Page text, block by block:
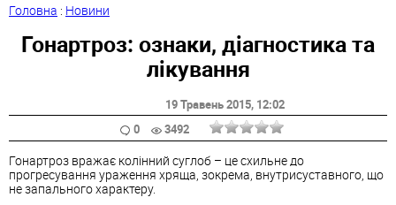
Головна : Новини
Гонартроз: ознаки, діагностика та
лікування
19 Травень 2015, 12:02
0
3492
Гонартроз вражає колінний суглоб – це схильне до
прогресування ураження хряща, зокрема, внутрисуставного, що
не запального характеру.